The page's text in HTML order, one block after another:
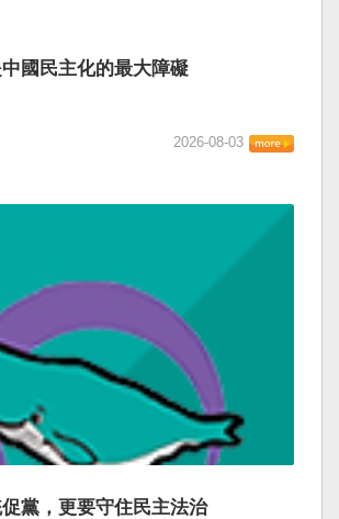
國民主化的最大障礙
2026-08-03
黨，更要守住民主法治